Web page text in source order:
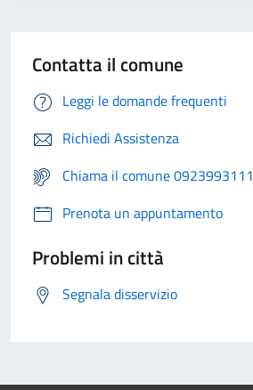
Contatta il comune
Leggi le domande frequenti
Richiedi Assistenza
Chiama il comune 0923993111
Prenota un appuntamento
Problemi in città
Segnala disservizio